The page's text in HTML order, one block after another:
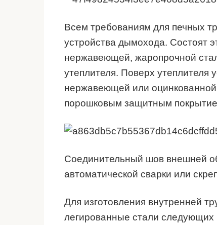
Всем требованиям для печных
устройства дымохода. Состоят
нержавеющей, жаропрочной
утеплителя. Поверх утеплителя
нержавеющей или оцинкованной
порошковым защитным
Соединительный шов внешней
автоматической сварки или
Для изготовления внутренней
легированные стали следующих